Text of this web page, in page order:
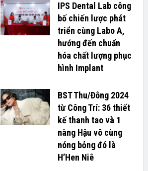
IPS Dental Lab công
bố chiến lược phát
triển cùng Labo A,
hướng đến chuẩn
hóa chất lượng phục
hình Implant
BST Thu/Đông 2024
từ Công Trí: 36 thiết
kế thanh tao và 1
nàng Hậu vô cùng
nóng bỏng đó là
H’H­­­­en Niê